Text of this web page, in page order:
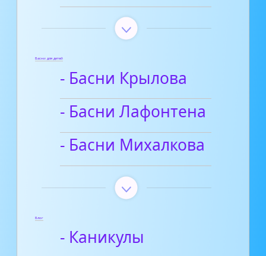
Басни для детей
- Басни Крылова
- Басни Лафонтена
- Басни Михалкова
Блог
- Каникулы